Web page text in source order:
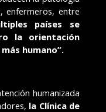
enfermeros, entre
países se
la orientación
humano”.
humanizada
la Clínica de